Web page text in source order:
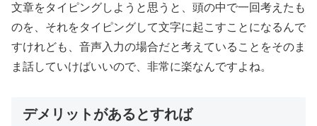
文章をタイピングしようと思うと、頭の中で一回考えたも
のを、それをタイピングして文字に起こすことになるんで
すけれども、音声入力の場合だと考えていることをそのま
ま話していけばいいので、非常に楽なんですよね。
デメリットがあるとすれば